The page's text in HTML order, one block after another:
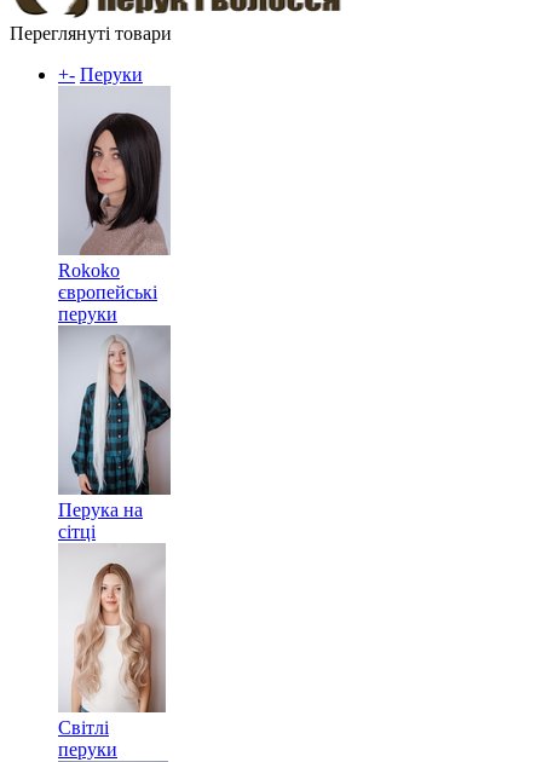
Переглянуті товари
+- Перуки
Rokoko
європейські
перуки
Перука на
сітці
Світлі
перуки